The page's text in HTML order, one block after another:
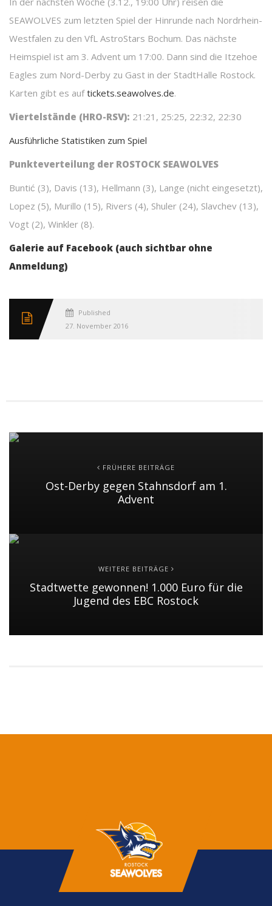
SEAWOLVES zum letzten Spiel der Hinrunde nach Nordrhein-
Westfalen zu den VfL AstroStars Bochum. Das nächste
Heimspiel ist am 3. Advent um 17:00. Dann sind die Itzehoe
Eagles zum Nord-Derby zu Gast in der StadtHalle Rostock.
Karten gibt es auftickets.seawolves.de.
Viertelstände (HRO-RSV): 21:21, 25:25, 22:32, 22:30
Ausführliche Statistiken zum Spiel
Punkteverteilung der ROSTOCK SEAWOLVES
Buntić (3), Davis (13), Hellmann (3), Lange (nicht eingesetzt),
Lopez (5), Murillo (15), Rivers (4), Shuler (24), Slavchev (13),
Vogt (2), Winkler (8).
Galerie auf Facebook (auch sichtbar ohne
Anmeldung)
Published
27. November 2016
FRÜHERE BEITRÄGE
Ost-Derby gegen Stahnsdorf am 1.
Advent
WEITERE BEITRÄGE
Stadtwette gewonnen! 1.000 Euro für die
Jugend des EBC Rostock